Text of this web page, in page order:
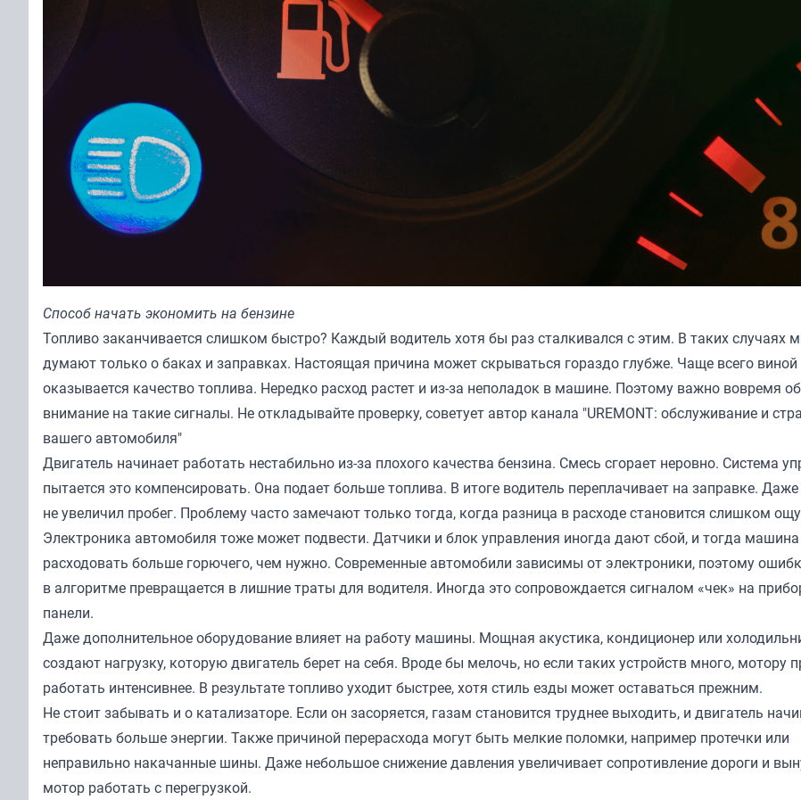
Способ начать экономить на бензине
Топливо заканчивается слишком быстро? Каждый водитель хотя бы раз сталкивался с этим. В таких случаях
думают только о баках и заправках. Настоящая причина может скрываться гораздо глубже. Чаще всего виной
оказывается качество топлива. Нередко расход растет и из-за неполадок в машине. Поэтому важно вовремя
внимание на такие сигналы. Не откладывайте проверку, советует автор канала "UREMONT: обслуживание и
вашего автомобиля"
Двигатель начинает работать нестабильно из-за плохого качества бензина. Смесь сгорает неровно. Система
пытается это компенсировать. Она подает больше топлива. В итоге водитель переплачивает на заправке. Даже
не увеличил пробег. Проблему часто замечают только тогда, когда разница в расходе становится слишком
Электроника автомобиля тоже может подвести. Датчики и блок управления иногда дают сбой, и тогда
расходовать больше горючего, чем нужно. Современные автомобили зависимы от электроники, поэтому
в алгоритме превращается в лишние траты для водителя. Иногда это сопровождается сигналом «чек» на
панели.
Даже дополнительное оборудование влияет на работу машины. Мощная акустика, кондиционер или
создают нагрузку, которую двигатель берет на себя. Вроде бы мелочь, но если таких устройств много, мотору
работать интенсивнее. В результате топливо уходит быстрее, хотя стиль езды может оставаться прежним.
Не стоит забывать и о катализаторе. Если он засоряется, газам становится труднее выходить, и двигатель
требовать больше энергии. Также причиной перерасхода могут быть мелкие поломки, например протечки или
неправильно накачанные шины. Даже небольшое снижение давления увеличивает сопротивление дороги и
мотор работать с перегрузкой.